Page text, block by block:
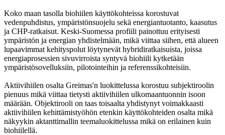
Koko maan tasolla biohiilen käyttökohteissa korostuvat
vedenpuhdistus, ympäristönsuojelu sekä energiantuotanto, kaasutus
ja CHP-ratkaisut. Keski-Suomessa profiili painottuu erityisesti
ympäristön ja energian yhdistelmään, mikä viittaa siihen, että alueen
lupaavimmat kehityspolut löytynevät hybridiratkaisuista, joissa
energiaprosessien sivuvirroista syntyvä biohiili kytketään
ympäristösovelluksiin, pilotointeihin ja referenssikohteisiin.
Aktiivihiilen osalta Greimas'n luokittelussa korostuu subjektiroolin
pienuus mikä viittaa tietysti aktiivihiilen ulkomaantuonnin isoon
määrään. Objektirooli on taas toisaalta yhdistynyt voimakkaasti
aktiivihiilen kehittämistyöhön etenkin käyttökohteiden osalta mikä
näkyykin aktanttimallin teemaluokittelussa mikä on erilainen kuin
biohiilellä.